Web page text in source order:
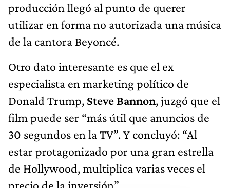
producción llegó al punto de querer
utilizar en forma no autorizada una música
de la cantora Beyoncé.
Otro dato interesante es que el ex
especialista en marketing político de
Donald Trump, Steve Bannon, juzgó que el
film puede ser “más útil que anuncios de
30 segundos en la TV”. Y concluyó: “Al
estar protagonizado por una gran estrella
de Hollywood, multiplica varias veces el
precio de la inversión”.